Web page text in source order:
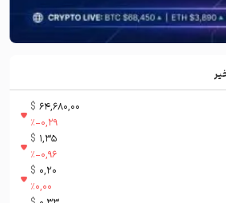
64,680,00
$
%-0,29
1,35
$
%-0,96
0,20
$
%0,00